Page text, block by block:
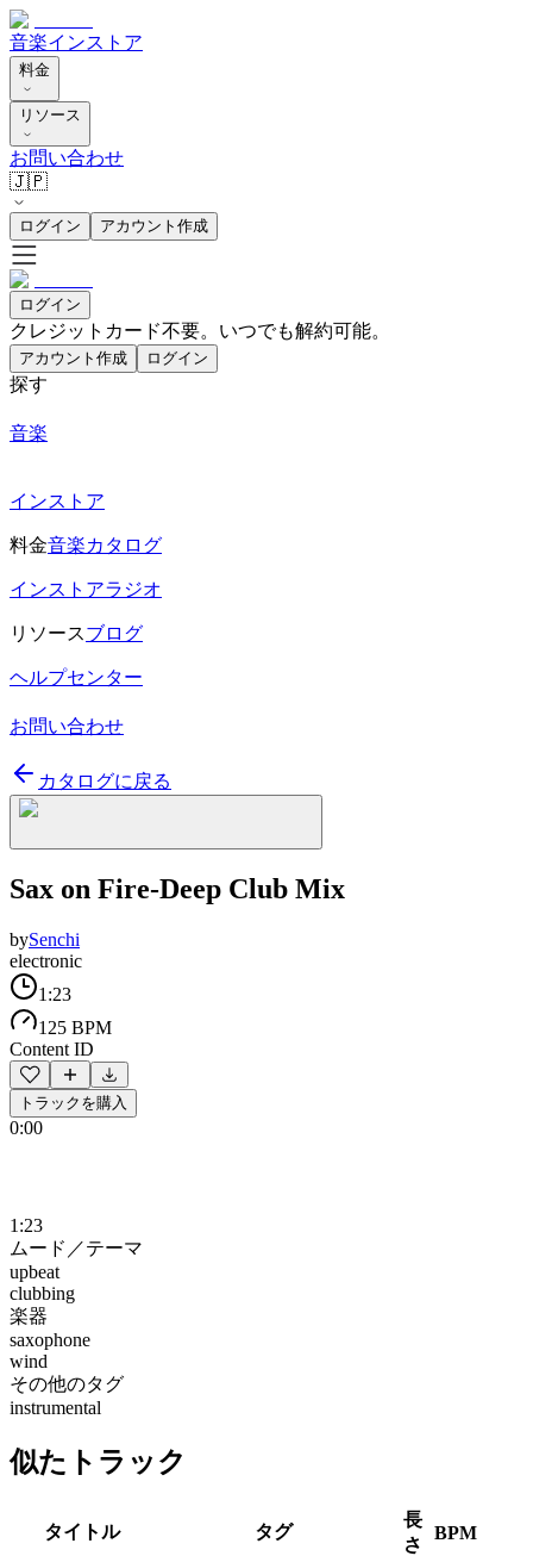
音楽インストア
料金
リソース
お問い合わせ
🇯🇵
ログイン アカウント作成
ログイン
クレジットカード不要。いつでも解約可能。
アカウント作成 ログイン
探す
音楽
インストア
料金音楽カタログ
インストアラジオ
リソースブログ
ヘルプセンター
お問い合わせ
カタログに戻る
Sax on Fire-Deep Club Mix
bySenchi
electronic
1:23
125 BPM
Content ID
トラックを購入
0:00
1:23
ムード／テーマ
upbeat
clubbing
楽器
saxophone
wind
その他のタグ
instrumental
似たトラック
タイトル タグ
長
さ
BPM